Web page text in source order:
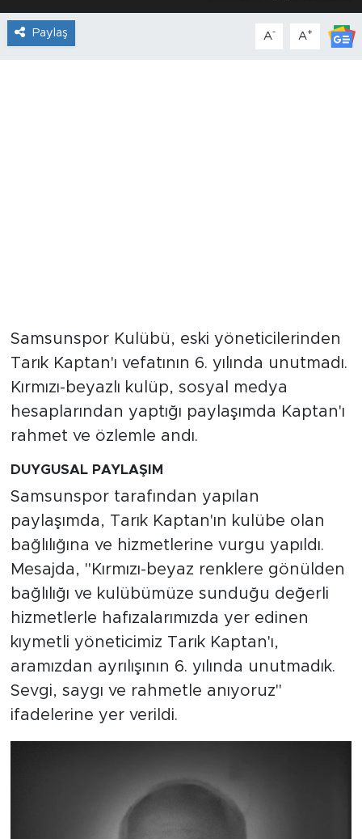
Paylaş A- A+
Samsunspor Kulübü, eski yöneticilerinden
Tarık Kaptan'ı vefatının 6. yılında unutmadı.
Kırmızı-beyazlı kulüp, sosyal medya
hesaplarından yaptığı paylaşımda Kaptan'ı
rahmet ve özlemle andı.
DUYGUSAL PAYLAŞIM
Samsunspor tarafından yapılan
paylaşımda, Tarık Kaptan'ın kulübe olan
bağlılığına ve hizmetlerine vurgu yapıldı.
Mesajda, "Kırmızı-beyaz renklere gönülden
bağlılığı ve kulübümüze sunduğu değerli
hizmetlerle hafızalarımızda yer edinen
kıymetli yöneticimiz Tarık Kaptan'ı,
aramızdan ayrılışının 6. yılında unutmadık.
Sevgi, saygı ve rahmetle anıyoruz"
ifadelerine yer verildi.